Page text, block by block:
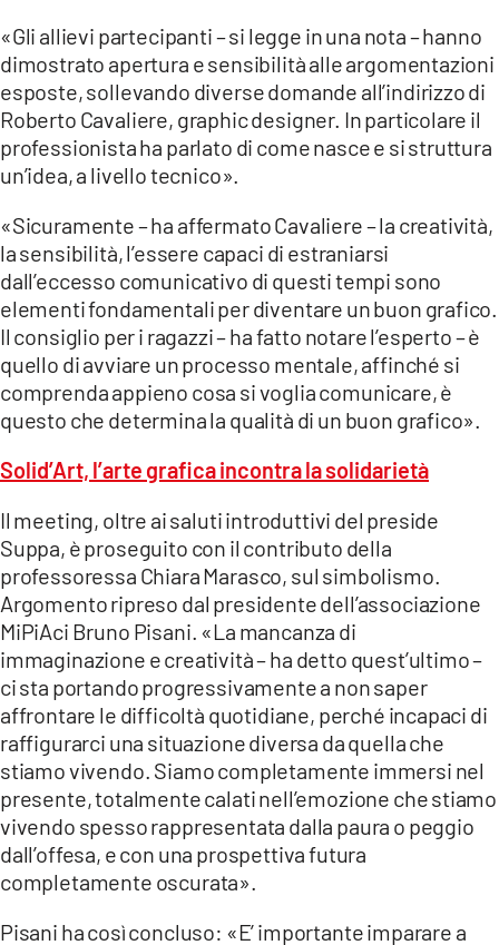
COSENZACHANNEL.IT
ILVIBONESE.IT
CATANZAROCHANNEL.IT
LACAPITALENEWS.IT
App
ANDROID
APPLE
«Gli allievi partecipanti – si legge in una nota – hanno
dimostrato apertura e sensibilità alle argomentazioni
esposte, sollevando diverse domande all’indirizzo di
Roberto Cavaliere, graphic designer. In particolare il
professionista ha parlato di come nasce e si struttura
un’idea, a livello tecnico».
«Sicuramente – ha affermato Cavaliere – la creatività,
la sensibilità, l’essere capaci di estraniarsi
dall’eccesso comunicativo di questi tempi sono
elementi fondamentali per diventare un buon grafico.
Il consiglio per i ragazzi – ha fatto notare l’esperto – è
quello di avviare un processo mentale, affinché si
comprenda appieno cosa si voglia comunicare, è
questo che determina la qualità di un buon grafico».
Solid’Art, l’arte grafica incontra la solidarietà
Il meeting, oltre ai saluti introduttivi del preside
Suppa, è proseguito con il contributo della
professoressa Chiara Marasco, sul simbolismo.
Argomento ripreso dal presidente dell’associazione
MiPiAci Bruno Pisani. «La mancanza di
immaginazione e creatività – ha detto quest’ultimo –
ci sta portando progressivamente a non saper
affrontare le difficoltà quotidiane, perché incapaci di
raffigurarci una situazione diversa da quella che
stiamo vivendo. Siamo completamente immersi nel
presente, totalmente calati nell’emozione che stiamo
vivendo spesso rappresentata dalla paura o peggio
dall’offesa, e con una prospettiva futura
completamente oscurata».
Pisani ha così concluso: «E’ importante imparare a